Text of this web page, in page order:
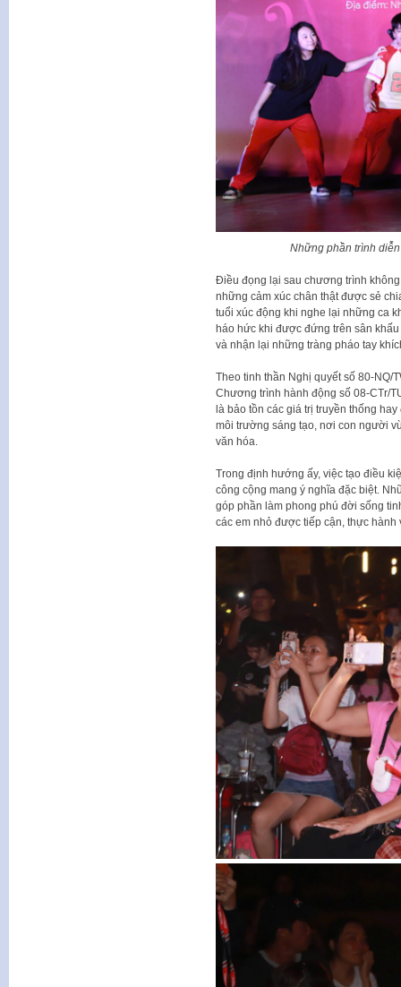
Những phần trình
Điều đọng lại sau chương trình
những cảm xúc chân thật được sẻ
tuổi xúc động khi nghe lại những ca
háo hức khi được đứng trên sân
và nhận lại những tràng pháo tay
Theo tinh thần Nghị quyết số 80-NQ/
Chương trình hành động số 08-CTr/
là bảo tồn các giá trị truyền thống
môi trường sáng tạo, nơi con người
văn hóa.
Trong định hướng ấy, việc tạo điều
công cộng mang ý nghĩa đặc biệt.
góp phần làm phong phú đời sống
các em nhỏ được tiếp cận, thực